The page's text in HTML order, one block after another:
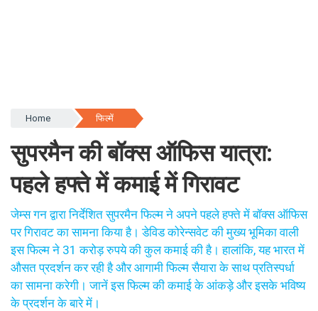
Home फिल्में
सुपरमैन की बॉक्स ऑफिस यात्रा:
पहले हफ्ते में कमाई में गिरावट
जेम्स गन द्वारा निर्देशित सुपरमैन फिल्म ने अपने पहले हफ्ते में बॉक्स ऑफिस
पर गिरावट का सामना किया है। डेविड कोरेन्सवेट की मुख्य भूमिका वाली
इस फिल्म ने 31 करोड़ रुपये की कुल कमाई की है। हालांकि, यह भारत में
औसत प्रदर्शन कर रही है और आगामी फिल्म सैयारा के साथ प्रतिस्पर्धा
का सामना करेगी। जानें इस फिल्म की कमाई के आंकड़े और इसके भविष्य
के प्रदर्शन के बारे में।